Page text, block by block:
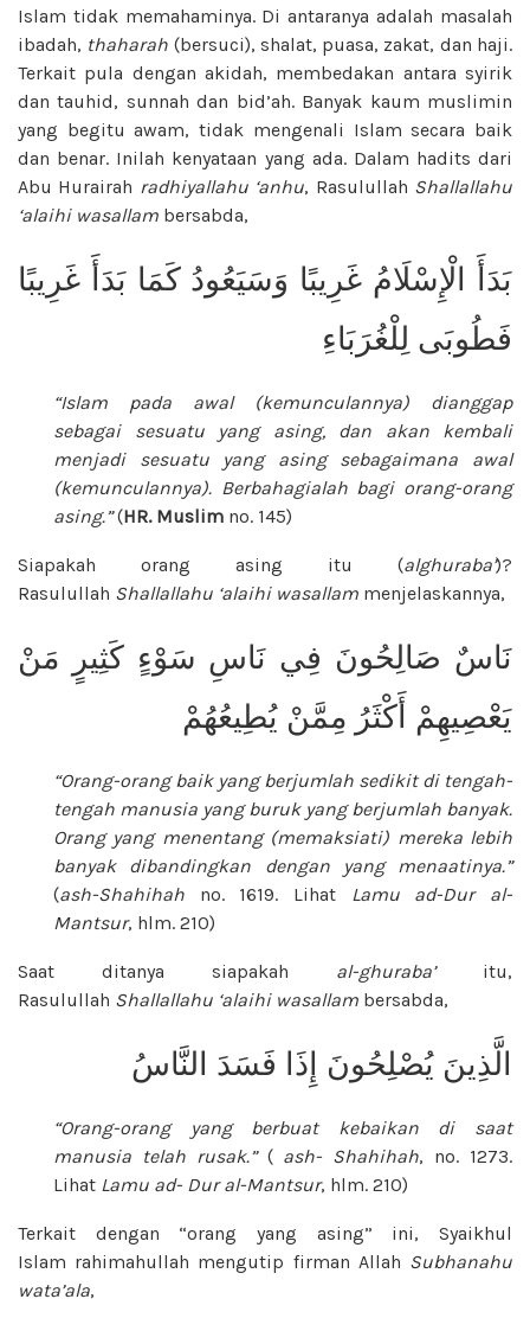
Islam tidak memahaminya. Di antaranya adalah masalah
ibadah, thaharah (bersuci), shalat, puasa, zakat, dan haji.
Terkait pula dengan akidah, membedakan antara syirik
dan tauhid, sunnah dan bid’ah. Banyak kaum muslimin
yang begitu awam, tidak mengenali Islam secara baik
dan benar. Inilah kenyataan yang ada. Dalam hadits dari
Abu Hurairah radhiyallahu ‘anhu, Rasulullah Shallallahu
‘alaihi wasallam bersabda,
بَدَأَ الْإِسْلَامُ غَرِيبًا وَسَيَعُودُ كَمَا بَدَأَ غَرِيبًا
فَطُوبَى لِلْغُرَبَاءِ
“Islam pada awal (kemunculannya) dianggap
sebagai sesuatu yang asing, dan akan kembali
menjadi sesuatu yang asing sebagaimana awal
(kemunculannya). Berbahagialah bagi orang-orang
asing.”(HR. Muslim no. 145)
Siapakah orang asing itu (alghuraba’)?
Rasulullah Shallallahu ‘alaihi wasallam menjelaskannya,
نَاسٌ صَالِحُونَ فِي نَاسِ سَوْءٍ كَثِيرٍ مَنْ
يَعْصِيهِمْ أَكْثَرُ مِمَّنْ يُطِيعُهُمْ
“Orang-orang baik yang berjumlah sedikit di tengah-
tengah manusia yang buruk yang berjumlah banyak.
Orang yang menentang (memaksiati) mereka lebih
banyak dibandingkan dengan yang menaatinya.”
(ash-Shahihah no. 1619. Lihat
Lamu ad-Dur al-
Mantsur, hlm. 210)
Saat ditanya siapakah al-ghuraba’ itu,
Rasulullah Shallallahu ‘alaihi wasallam bersabda,
الَّذِينَ يُصْلِحُونَ إِذَا فَسَدَ النَّاسُ
“Orang-orang yang berbuat kebaikan di saat
manusia telah rusak.” ( ash- Shahihah, no. 1273.
Lihat Lamu ad- Dur al-Mantsur, hlm. 210)
Terkait dengan “orang yang asing” ini, Syaikhul
Islam rahimahullah mengutip firman Allah Subhanahu
wata’ala,